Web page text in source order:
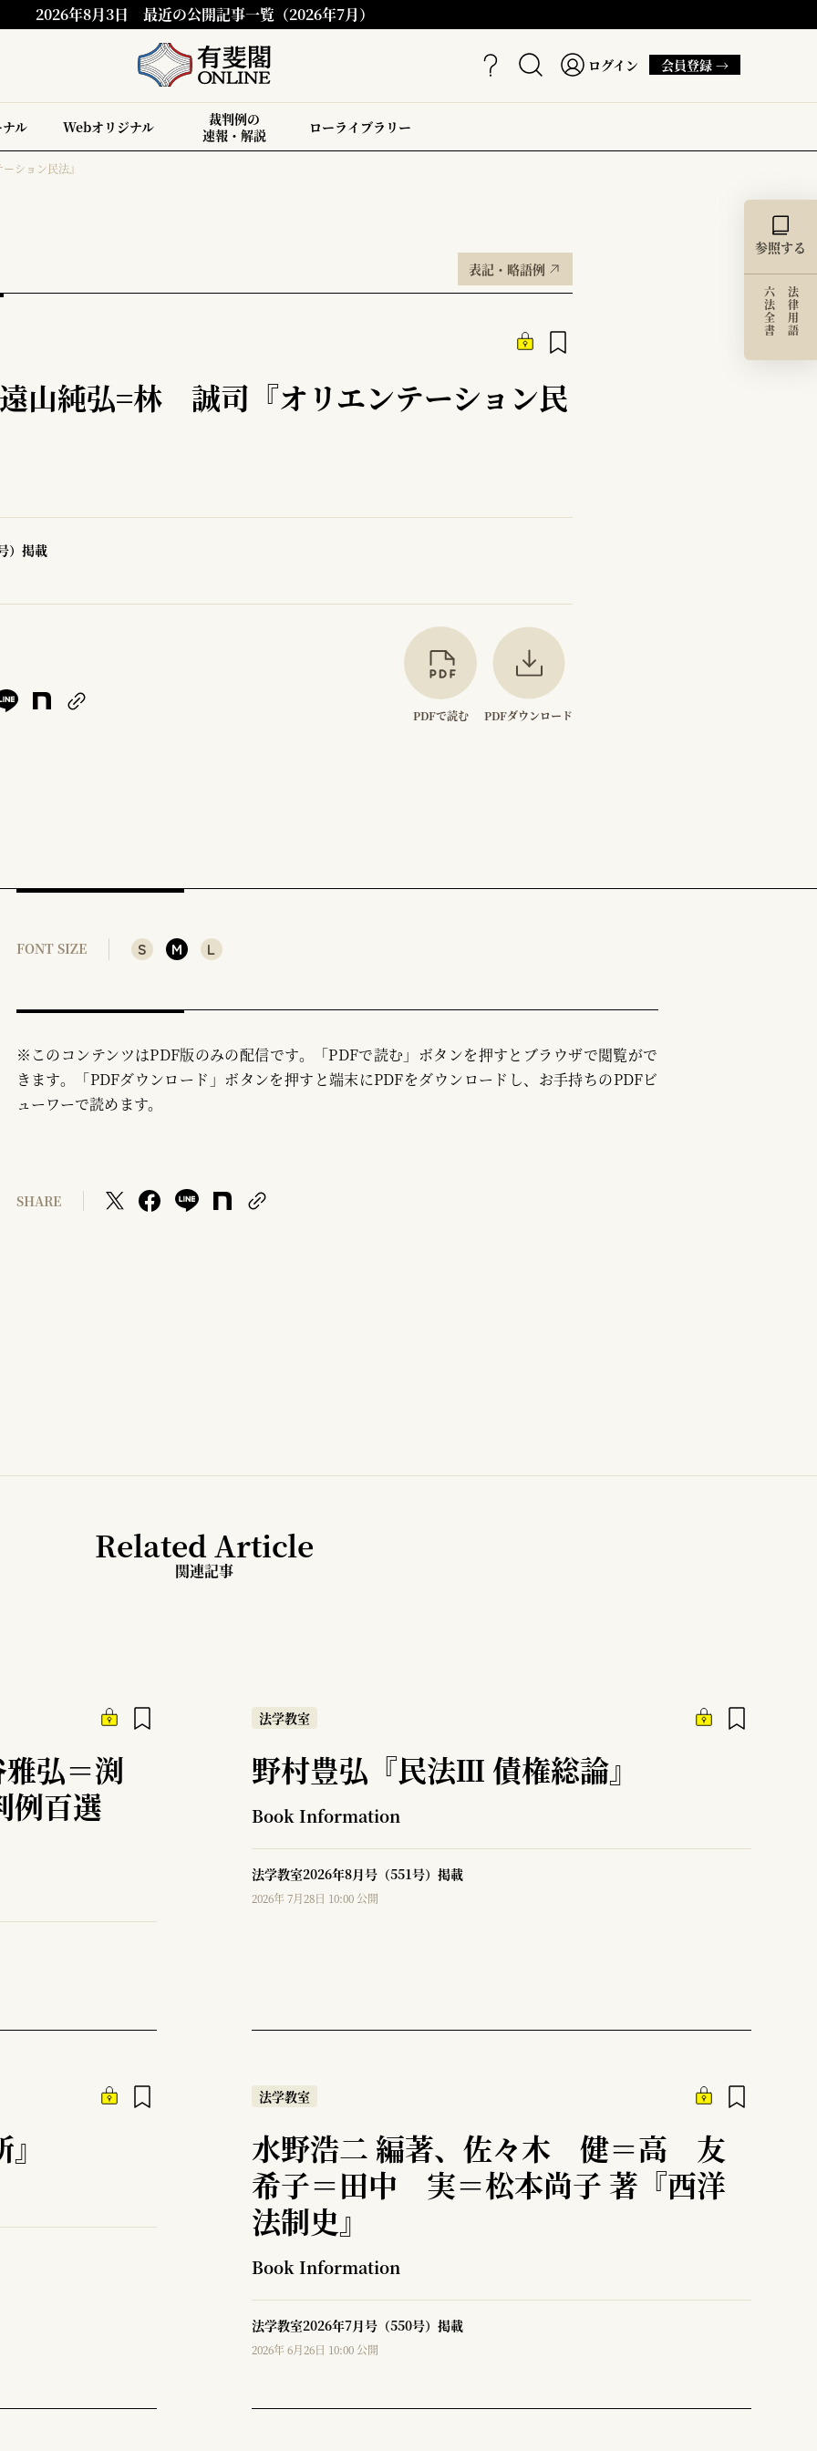
2026年8月3日 最近の公開記事一覧（2026年7月）
ログイン 会員登録 →
ル Webオリジナル
裁判例の
速報・解説
ローライブラリー
ション民法』
表記・略語例
山純弘=林 誠司『オリエンテーション民
）掲載
PDFで読む PDFダウンロード
参照する
法律用語
六法全書
FONT SIZE S M L
※このコンテンツはPDF版のみの配信です。「PDFで読む」ボタンを押すとブラウザで閲覧がで
きます。「PDFダウンロード」ボタンを押すと端末にPDFをダウンロードし、お手持ちのPDFビ
ューワーで読めます。
SHARE
Related Article
関連記事
雅弘＝渕
例百選
法学教室
野村豊弘『民法Ⅲ 債権総論』
Book Information
法学教室2026年8月号（551号）掲載
2026年 7月28日 10:00 公開
法学教室
水野浩二 編著、佐々木 健＝高 友
希子＝田中 実＝松本尚子 著『西洋
法制史』
Book Information
法学教室2026年7月号（550号）掲載
2026年 6月26日 10:00 公開